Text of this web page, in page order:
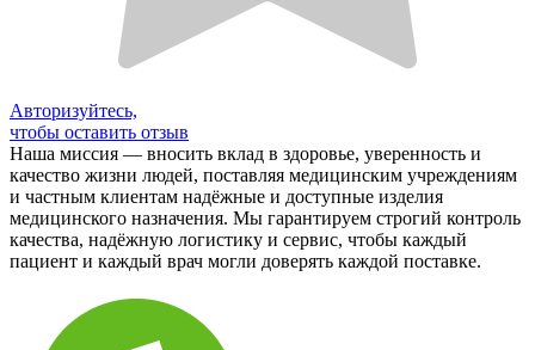
Авторизуйтесь,
чтобы оставить отзыв
Наша миссия — вносить вклад в здоровье, уверенность и
качество жизни людей, поставляя медицинским учреждениям
и частным клиентам надёжные и доступные изделия
медицинского назначения. Мы гарантируем строгий контроль
качества, надёжную логистику и сервис, чтобы каждый
пациент и каждый врач могли доверять каждой поставке.